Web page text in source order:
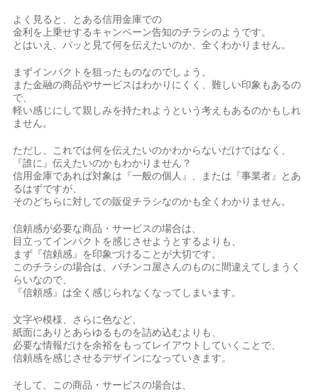
よく見ると、とある信用金庫での
金利を上乗せするキャンペーン告知のチラシのようです。
とはいえ、パッと見て何を伝えたいのか、全くわかりません。
まずインパクトを狙ったものなのでしょう。
また金融の商品やサービスはわかりにくく、難しい印象もあるの
で、
軽い感じにして親しみを持たれようという考えもあるのかもしれ
ません。
ただし、これでは何を伝えたいのかわからないだけではなく、
『誰に』伝えたいのかもわかりません？
信用金庫であれば対象は『一般の個人』、または『事業者』とあ
るはずですが、
そのどちらに対しての販促チラシなのかも全くわかりません。
信頼感が必要な商品・サービスの場合は、
目立ってインパクトを感じさせようとするよりも、
まず『信頼感』を印象づけることが大切です。
このチラシの場合は、パチンコ屋さんのものに間違えてしまうく
らいなので、
『信頼感』は全く感じられなくなってしまいます。
文字や模様、さらに色など、
紙面にありとあらゆるものを詰め込むよりも、
必要な情報だけを余裕をもってレイアウトしていくことで、
信頼感を感じさせるデザインになっていきます。
そして、この商品・サービスの場合は、